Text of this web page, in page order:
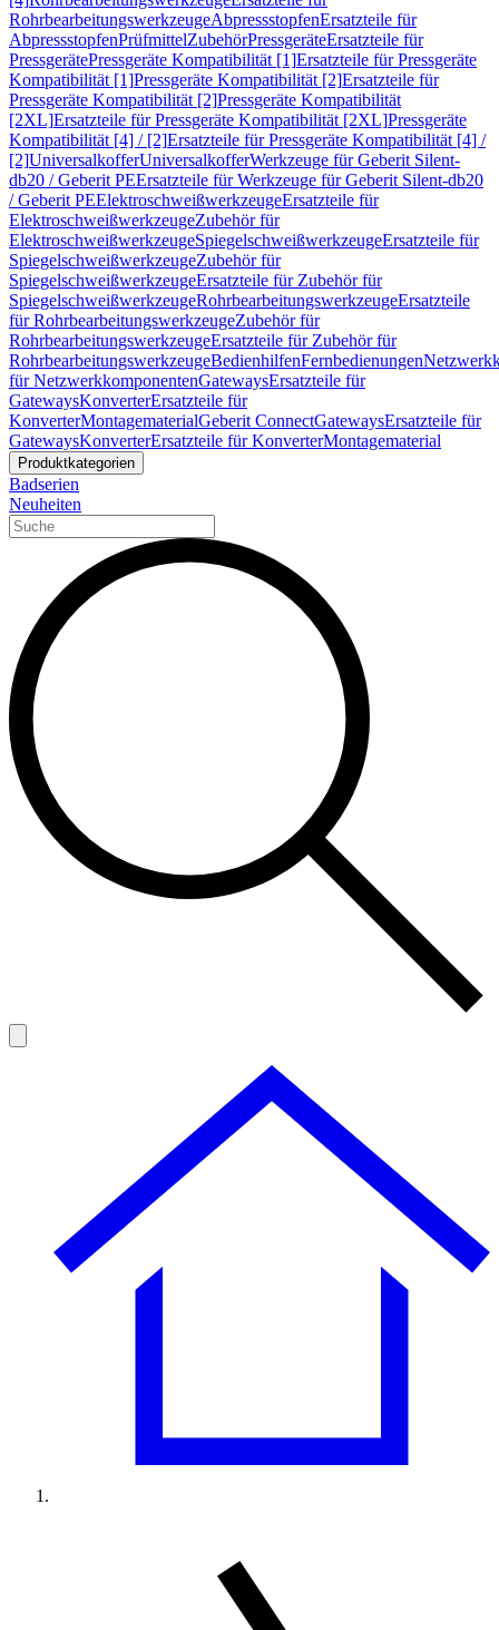
RohrbearbeitungswerkzeugeAbpressstopfenErsatzteile für
AbpressstopfenPrüfmittelZubehörPressgeräteErsatzteile für
PressgerätePressgeräte Kompatibilität [1]Ersatzteile für Pressgeräte
Kompatibilität [1]Pressgeräte Kompatibilität [2]Ersatzteile für
Pressgeräte Kompatibilität [2]Pressgeräte Kompatibilität
[2XL]Ersatzteile für Pressgeräte Kompatibilität [2XL]Pressgeräte
Kompatibilität [4] / [2]Ersatzteile für Pressgeräte Kompatibilität [4] /
[2]UniversalkofferUniversalkofferWerkzeuge für Geberit Silent-
db20 / Geberit PEErsatzteile für Werkzeuge für Geberit Silent-db20
/ Geberit PEElektroschweißwerkzeugeErsatzteile für
ElektroschweißwerkzeugeZubehör für
ElektroschweißwerkzeugeSpiegelschweißwerkzeugeErsatzteile für
SpiegelschweißwerkzeugeZubehör für
SpiegelschweißwerkzeugeErsatzteile für Zubehör für
SpiegelschweißwerkzeugeRohrbearbeitungswerkzeugeErsatzteile
für RohrbearbeitungswerkzeugeZubehör für
RohrbearbeitungswerkzeugeErsatzteile für Zubehör für
RohrbearbeitungswerkzeugeBedienhilfenFernbedienungen
für NetzwerkkomponentenGatewaysErsatzteile für
GatewaysKonverterErsatzteile für
KonverterMontagematerialGeberit ConnectGatewaysErsatzteile für
GatewaysKonverterErsatzteile für KonverterMontagematerial
Produktkategorien
Badserien
Neuheiten